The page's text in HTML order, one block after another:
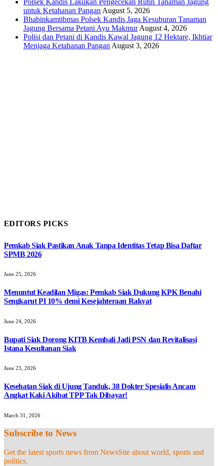
Polsek Kandis Lakukan Pengecekan Rutin Tanaman Jagung
untuk Ketahanan Pangan August 5, 2026
Bhabinkamtibmas Polsek Kandis Jaga Kesuburan Tanaman
Jagung Bersama Petani Ayu Makmur August 4, 2026
Polisi dan Petani di Kandis Kawal Jagung 12 Hektare, Ikhtiar
Menjaga Ketahanan Pangan August 3, 2026
EDITORS PICKS
Pemkab Siak Pastikan Anak Tanpa Identitas Tetap Bisa Daftar
SPMB 2026
June 25, 2026
Menuntut Keadilan Migas: Pemkab Siak Dukung KPK Benahi
Sengkarut PI 10% demi Kesejahteraan Rakyat
June 24, 2026
Bupati Siak Dorong KITB Kembali Jadi PSN dan Revitalisasi
Istana Kesultanan Siak
June 23, 2026
Kesehatan Siak di Ujung Tanduk, 38 Dokter Spesialis Ancam
Angkat Kaki Akibat TPP Tak Dibayar!
March 31, 2026
Subscribe to News
Get the latest sports news from NewsSite about world, sports and
politics.